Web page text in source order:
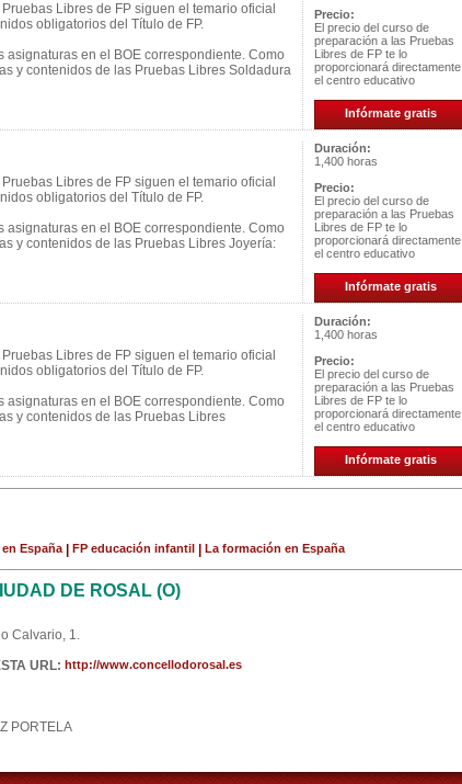
Libres de FP siguen el temario oficial
obligatorios del Título de FP.
en el BOE correspondiente. Como
y contenidos de las Pruebas Libres Soldadura
Precio:
El precio del curso de
preparación a las Pruebas
Libres de FP te lo
proporcionará directamente
el centro educativo
Infórmate gratis
Libres de FP siguen el temario oficial
obligatorios del Título de FP.
en el BOE correspondiente. Como
y contenidos de las Pruebas Libres Joyería:
Duración:
1,400 horas
Precio:
El precio del curso de
preparación a las Pruebas
Libres de FP te lo
proporcionará directamente
el centro educativo
Infórmate gratis
Libres de FP siguen el temario oficial
obligatorios del Título de FP.
en el BOE correspondiente. Como
y contenidos de las Pruebas Libres
Duración:
1,400 horas
Precio:
El precio del curso de
preparación a las Pruebas
Libres de FP te lo
proporcionará directamente
el centro educativo
Infórmate gratis
España FP educación infantil La formación en España
DE ROSAL (O)
Calvario, 1.
URL: http://www.concellodorosal.es
PORTELA